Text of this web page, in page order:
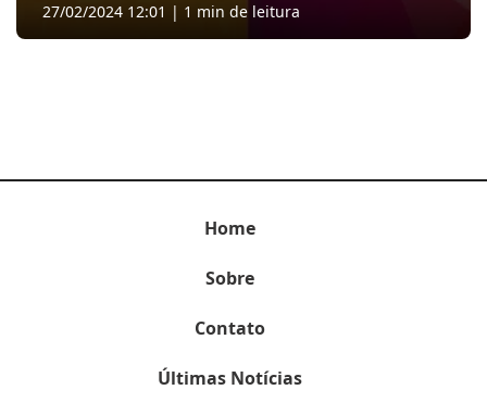
27/02/2024 12:01 | 1 min de leitura
Home
Sobre
Contato
Últimas Notícias